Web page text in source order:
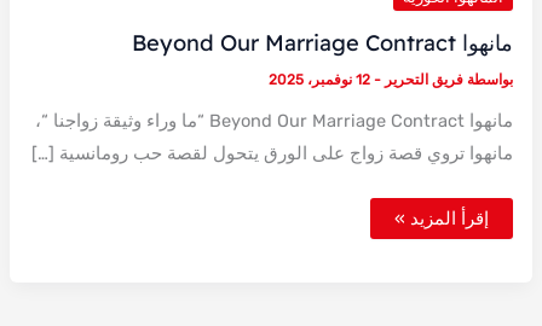
مانهوا Beyond Our Marriage Contract
بواسطة فريق التحرير - 12 نوفمبر، 2025
مانهوا Beyond Our Marriage Contract “ما وراء وثيقة زواجنا “،
مانهوا تروي قصة زواج على الورق يتحول لقصة حب رومانسية […]
مانهوا
Beyond
إقرأ المزيد »